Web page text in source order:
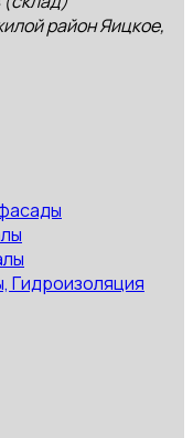
район Яицкое,
Гидроизоляция